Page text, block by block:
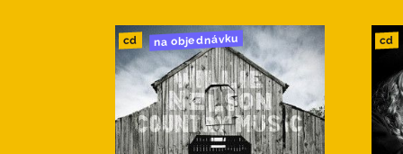
cd na objednávku cd